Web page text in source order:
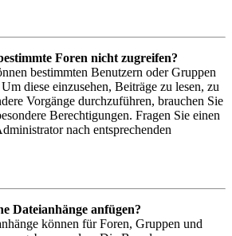
Foren nicht zugreifen?
bestimmten Benutzern oder Gruppen
diese einzusehen, Beiträge zu lesen, zu
Vorgänge durchzuführen, brauchen Sie
Berechtigungen. Fragen Sie einen
nach entsprechenden
Dateianhänge anfügen?
können für Foren, Gruppen und